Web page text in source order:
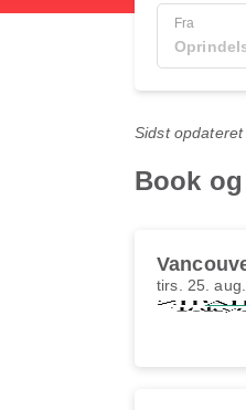
Fra
Sidst opdateret
Book
tirs. 25. aug.